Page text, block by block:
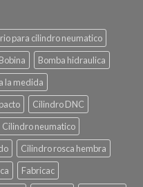
para cilindro neumatico
Bobina
Bomba hidraulica
la medida
Cilindro DNC
Cilindro neumatico
Cilindro rosca hembra
Fabricac